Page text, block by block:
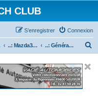
CLUB
Connexion
S’enregistrer
..: Mazda3 MPS & Mazdaspeed 3 :.. ..: Général :..